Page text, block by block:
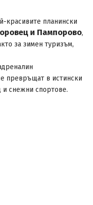
красивите планински
и Пампорово,
за зимен туризъм,
превръщат в истински
и снежни спортове.